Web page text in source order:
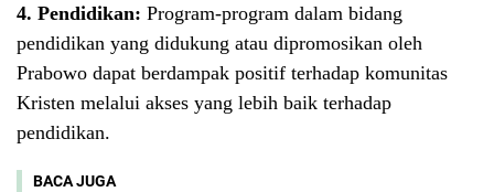
4. Pendidikan: Program-program dalam bidang
pendidikan yang didukung atau dipromosikan oleh
Prabowo dapat berdampak positif terhadap komunitas
Kristen melalui akses yang lebih baik terhadap
pendidikan.
BACA JUGA